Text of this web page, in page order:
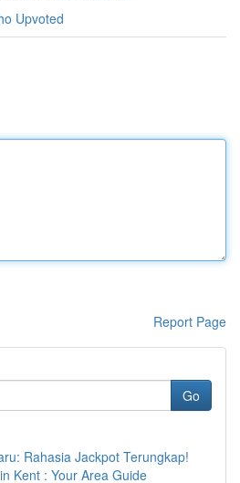
Upvoted
Report Page
Go
Rahasia Jackpot Terungkap!
Kent : Your Area Guide